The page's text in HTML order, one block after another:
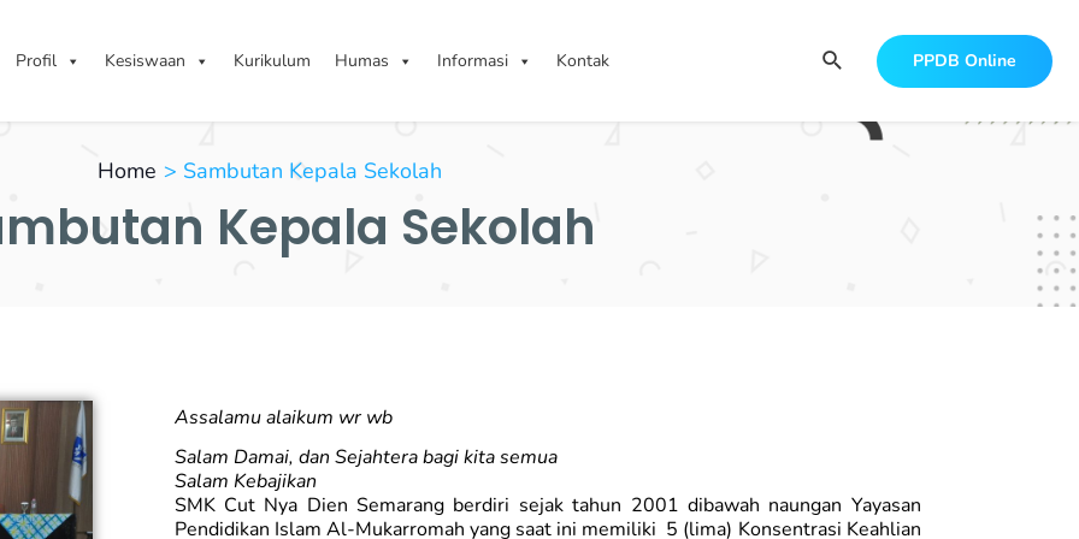
Profil Kesiswaan Kurikulum Humas Informasi Kontak Search PPDB Online
Home Sambutan Kepala Sekolah
Kepala Sekolah
Assalamu alaikum wr wb
Salam Damai, dan Sejahtera bagi kita semua
Salam Kebajikan
SMK Cut Nya Dien Semarang berdiri sejak tahun 2001 dibawah naungan Yayasan
Pendidikan Islam Al-Mukarromah yang saat ini memiliki 5 (lima) Konsentrasi Keahlian